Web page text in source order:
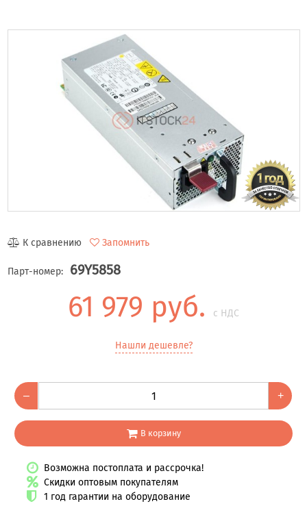
К сравнению Запомнить
Парт-номер: 69Y5858
61 979 руб. с НДС
Нашли дешевле?
– +
В корзину
Возможна постоплата и рассрочка!
Скидки оптовым покупателям
1 год гарантии на оборудование